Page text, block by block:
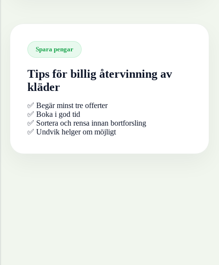
Spara pengar
Tips för billig återvinning av
kläder
✅ Begär minst tre offerter
✅ Boka i god tid
✅ Sortera och rensa innan bortforsling
✅ Undvik helger om möjligt